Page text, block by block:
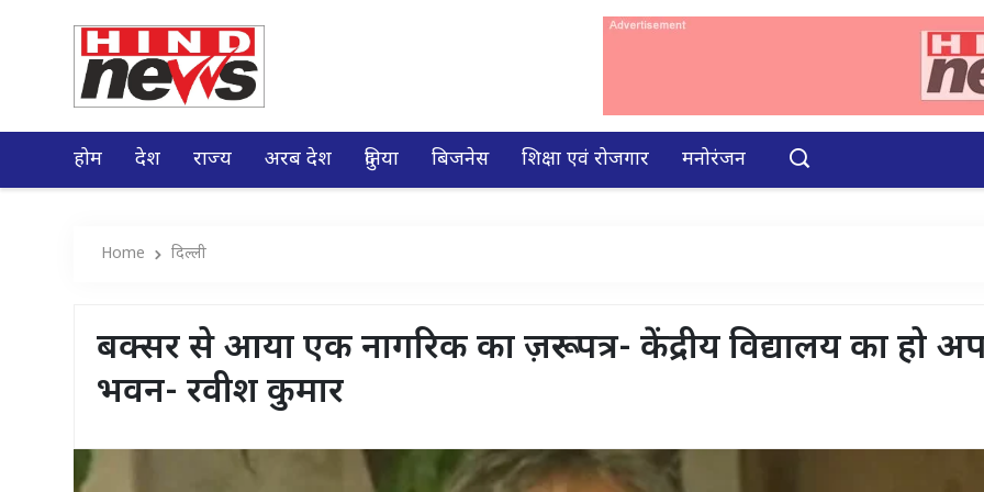
होम देश राज्य अरब देश दुनिया बिजनेस शिक्षा एवं रोजगार मनोरंजन
Home दिल्ली
बक्सर से आया एक नागरिक का ज़रूर पत्र- केंद्रीय विद्यालय का हो
भवन- रवीश कुमार